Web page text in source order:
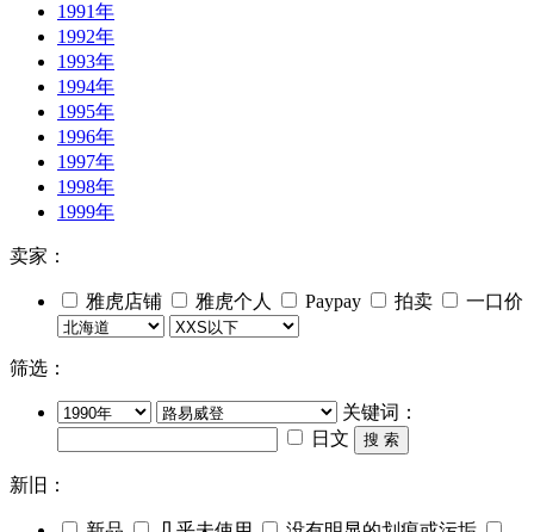
1991年
1992年
1993年
1994年
1995年
1996年
1997年
1998年
1999年
卖家：
雅虎店铺 雅虎个人 Paypay 拍卖 一口价
筛选：
关键词：
日文
搜 索
新旧：